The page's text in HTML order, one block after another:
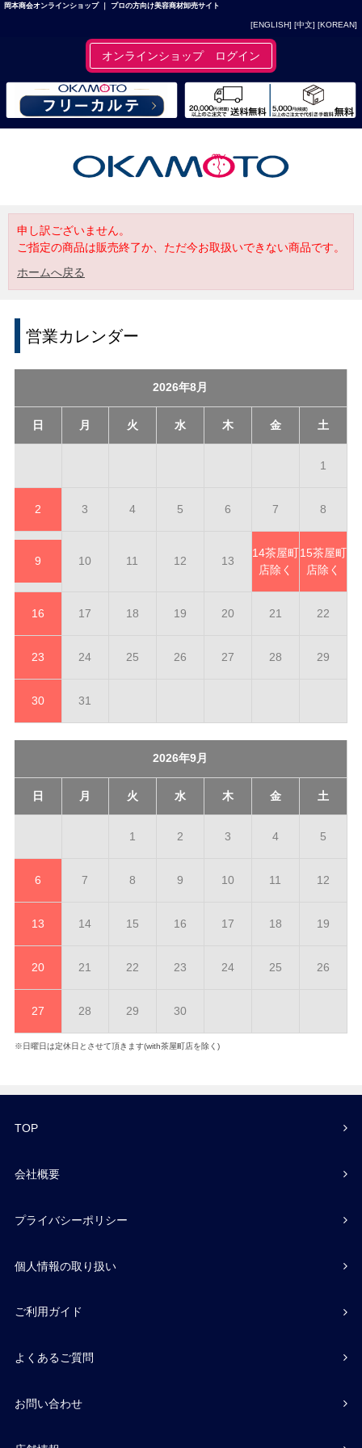
岡本商会オンラインショップ ｜ プロの方向け美容商材卸売サイト
[ENGLISH] [中文] [KOREAN]
オンラインショップ ログイン
申し訳ございません。
ご指定の商品は販売終了か、ただ今お取扱いできない商品です。
ホームへ戻る
営業カレンダー
2026年8月
日 月 火 水 木 金 土
1
2 3 4 5 6 7 8
9 10 11 12 13
14茶屋町
店除く
15茶屋町
店除く
16 17 18 19 20 21 22
23 24 25 26 27 28 29
30 31
2026年9月
日 月 火 水 木 金 土
1 2 3 4 5
6 7 8 9 10 11 12
13 14 15 16 17 18 19
20 21 22 23 24 25 26
27 28 29 30
※日曜日は定休日とさせて頂きます(with茶屋町店を除く)
TOP
会社概要
プライバシーポリシー
個人情報の取り扱い
ご利用ガイド
よくあるご質問
お問い合わせ